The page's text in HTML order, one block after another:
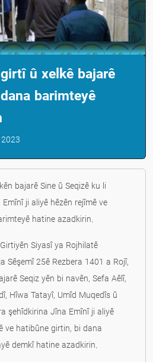
û xelkê bajarê
barimteyê
bajarê Sine û Seqizê ku li
ji aliyê hêzên rejîmê ve
hatine azadkirin.
Siyasî ya Rojhilatê
Sêşemî 25ê Rezbera 1401 a Rojî,
Seqiz yên bi navên, Sefa Aêlî,
Hîwa Tatayî, Umîd Muqedîs û
şehîdkirina Jîna Emînî ji aliyê
ve hatibûne girtin, bi dana
demkî hatine azadkirin.